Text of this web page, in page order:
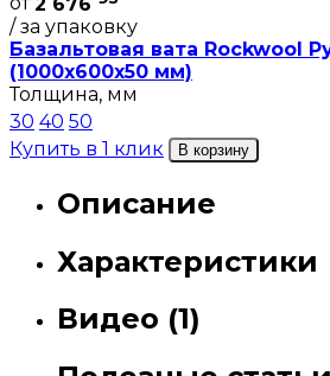
/ за упаковку
Базальтовая вата Rockwool
(1000х600х50 мм)
Толщина, мм
30 40 50
Купить в 1 клик
В корзину
Описание
Характеристики
Видео (1)